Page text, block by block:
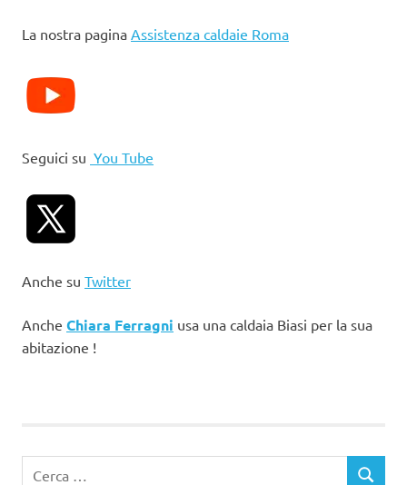
La nostra pagina Assistenza caldaie Roma
Seguici su You Tube
Anche su Twitter
Anche Chiara Ferragni usa una caldaia Biasi per la sua
abitazione !